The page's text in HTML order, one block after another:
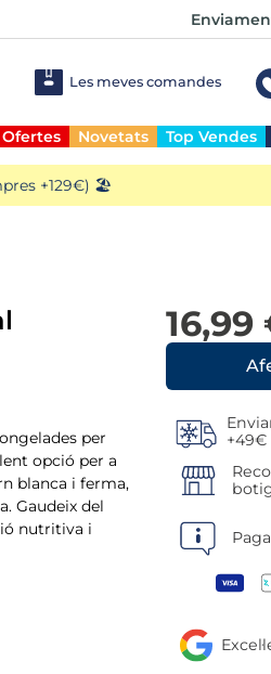
Les meves comandes
Ofertes Novetats Top Vendes
+129€) 🏖️
per
opció per a
blanca i ferma,
Gaudeix del
nutritiva i
16,99
+49€